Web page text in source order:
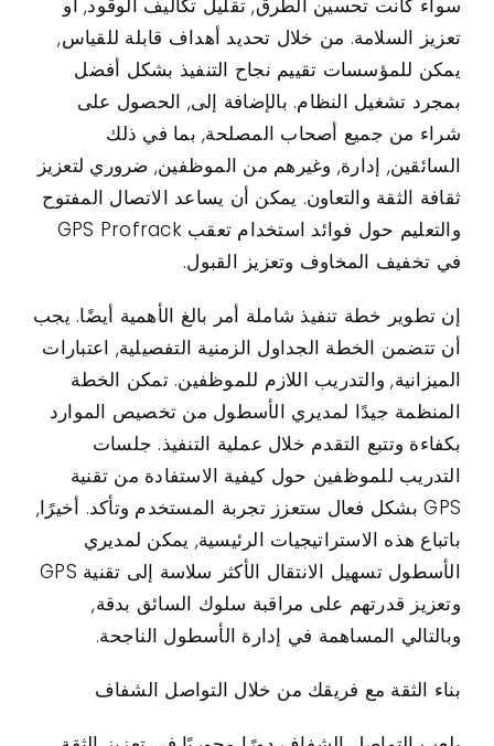
سواء كانت تحسين الطرق, تقليل تكاليف الوقود, أو
تعزيز السلامة. من خلال تحديد أهداف قابلة للقياس,
يمكن للمؤسسات تقييم نجاح التنفيذ بشكل أفضل
بمجرد تشغيل النظام. بالإضافة إلى, الحصول على
شراء من جميع أصحاب المصلحة, بما في ذلك
السائقين, إدارة, وغيرهم من الموظفين, ضروري لتعزيز
ثقافة الثقة والتعاون. يمكن أن يساعد الاتصال المفتوح
والتعليم حول فوائد استخدام تعقب GPS Profrack
في تخفيف المخاوف وتعزيز القبول.
إن تطوير خطة تنفيذ شاملة أمر بالغ الأهمية أيضًا. يجب
أن تتضمن الخطة الجداول الزمنية التفصيلية, اعتبارات
الميزانية, والتدريب اللازم للموظفين. تمكن الخطة
المنظمة جيدًا لمديري الأسطول من تخصيص الموارد
بكفاءة وتتبع التقدم خلال عملية التنفيذ. جلسات
التدريب للموظفين حول كيفية الاستفادة من تقنية
GPS بشكل فعال ستعزز تجربة المستخدم وتأكد. أخيرًا,
باتباع هذه الاستراتيجيات الرئيسية, يمكن لمديري
الأسطول تسهيل الانتقال الأكثر سلاسة إلى تقنية GPS
وتعزيز قدرتهم على مراقبة سلوك السائق بدقة,
وبالتالي المساهمة في إدارة الأسطول الناجحة.
بناء الثقة مع فريقك من خلال التواصل الشفاف